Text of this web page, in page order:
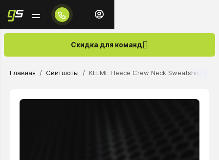
Скидка для команд
Главная Свитшоты KELME Fleece Crew Neck Sweatshirt Blue